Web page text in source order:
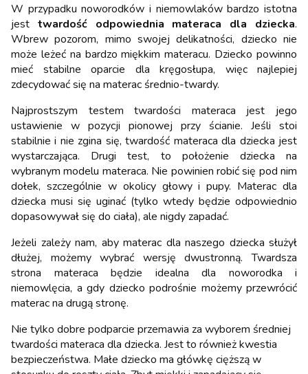
W przypadku noworodków i niemowlaków bardzo istotna
jest twardość odpowiednia materaca dla dziecka.
Wbrew pozorom, mimo swojej delikatności, dziecko nie
może leżeć na bardzo miękkim materacu. Dziecko powinno
mieć stabilne oparcie dla kręgosłupa, więc najlepiej
zdecydować się na materac średnio-twardy.
Najprostszym testem twardości materaca jest jego
ustawienie w pozycji pionowej przy ścianie. Jeśli stoi
stabilnie i nie zgina się, twardość materaca dla dziecka jest
wystarczająca. Drugi test, to położenie dziecka na
wybranym modelu materaca. Nie powinien robić się pod nim
dołek, szczególnie w okolicy głowy i pupy. Materac dla
dziecka musi się uginać (tylko wtedy będzie odpowiednio
dopasowywał się do ciała), ale nigdy zapadać.
Jeżeli zależy nam, aby materac dla naszego dziecka służył
dłużej, możemy wybrać wersję dwustronną. Twardsza
strona materaca będzie idealna dla noworodka i
niemowlęcia, a gdy dziecko podrośnie możemy przewrócić
materac na drugą stronę.
Nie tylko dobre podparcie przemawia za wyborem średniej
twardości materaca dla dziecka. Jest to również kwestia
bezpieczeństwa. Małe dziecko ma główkę cięższą w